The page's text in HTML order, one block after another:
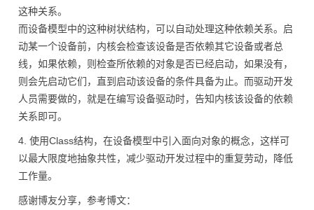
这种关系。
而设备模型中的这种树状结构，可以自动处理这种依赖关系。启
动某一个设备前，内核会检查该设备是否依赖其它设备或者总
线，如果依赖，则检查所依赖的对象是否已经启动，如果没有，
则会先启动它们，直到启动该设备的条件具备为止。而驱动开发
人员需要做的，就是在编写设备驱动时，告知内核该设备的依赖
关系即可。
4. 使用Class结构，在设备模型中引入面向对象的概念，这样可
以最大限度地抽象共性，减少驱动开发过程中的重复劳动，降低
工作量。
感谢博友分享，参考博文：